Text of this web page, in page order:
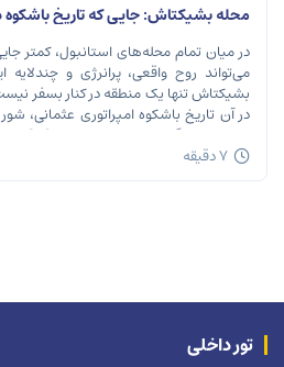
محله بشیکتاش: جایی که تاریخ باشکوه
نفس می‌کشد
می‌تواند روح واقعی، پرانرژی و
بشیکتاش تنها یک منطقه در کنار بسفر
در آن تاریخ باشکوه امپراتوری عثمانی،
ریتم تند زندگی مدرن شهری در هم […]
7 دقیقه
تور داخلی